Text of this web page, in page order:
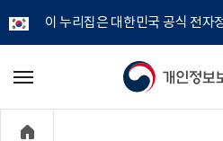
이 누리집은 대한민국 공식 전자
개
메
기